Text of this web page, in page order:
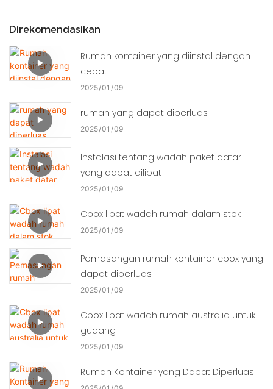
Direkomendasikan
Rumah kontainer yang diinstal dengan
cepat
2025 01 09
rumah yang dapat diperluas
2025 01 09
Instalasi tentang wadah paket datar
yang dapat dilipat
2025 01 09
Cbox lipat wadah rumah dalam stok
2025 01 09
Pemasangan rumah kontainer cbox yang
dapat diperluas
2025 01 09
Cbox lipat wadah rumah australia untuk
gudang
2025 01 09
Rumah Kontainer yang Dapat Diperluas